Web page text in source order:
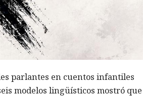
parlantes en cuentos infantiles
modelos lingüísticos mostró que